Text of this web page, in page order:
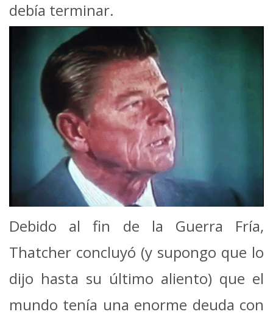
debía terminar.
Debido al fin de la Guerra Fría,
Thatcher concluyó (y supongo que lo
dijo hasta su último aliento) que el
mundo tenía una enorme deuda con